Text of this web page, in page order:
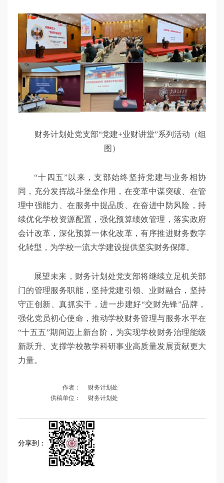
财务计划处党支部“党建+业财讲堂”系列活动（组
图）
“十四五”以来，支部始终坚持党建与业务相协
同，充分发挥战斗堡垒作用，在变革中谋突破、在管
理中强能力、在服务中提品质、在奋进中防风险，持
续优化学校资源配置，强化预算绩效管理，落实政府
会计改革，深化预算一体化改革，有序推进财务数字
化转型，为学校一流大学建设提供坚实财务保障。
展望未来，财务计划处党支部将继续立足机关部
门的管理服务职能，坚持党建引领、业财融合，坚持
守正创新、真抓实干，进一步建好“交财先锋”品牌，
强化党员初心使命，推动学校财务管理与服务水平在
“十五五”期间迈上新台阶，为实现学校财务治理能级
新跃升、支撑学校教学科研事业高质量发展贡献更大
力量。
作者：
财务计划处
供稿单位：
财务计划处
分享到：